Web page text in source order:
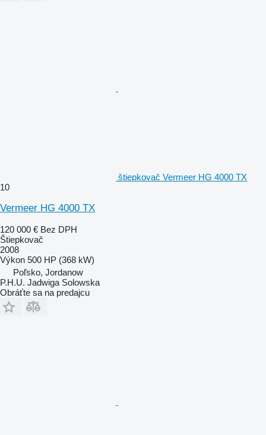
štiepkovač Vermeer HG 4000 TX
10
Vermeer HG 4000 TX
120 000 € Bez DPH
Štiepkovač
2008
Výkon 500 HP (368 kW)
Poľsko, Jordanow
P.H.U. Jadwiga Solowska
Obráťte sa na predajcu